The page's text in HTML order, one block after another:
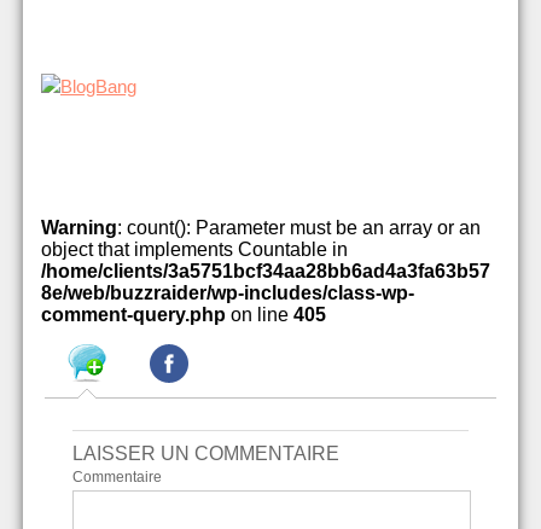
Warning: count(): Parameter must be an array or an
object that implements Countable in
/home/clients/3a5751bcf34aa28bb6ad4a3fa63b57
8e/web/buzzraider/wp-includes/class-wp-
comment-query.php on line 405
LAISSER UN COMMENTAIRE
Commentaire